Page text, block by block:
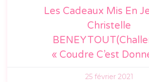
Les Cadeaux Mis En
Christelle
« Coudre C’est
25 février 2021